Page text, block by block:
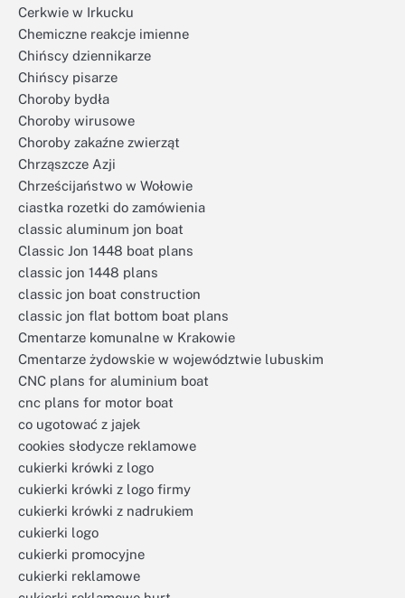
Cerkwie w Irkucku
Chemiczne reakcje imienne
Chińscy dziennikarze
Chińscy pisarze
Choroby bydła
Choroby wirusowe
Choroby zakaźne zwierząt
Chrząszcze Azji
Chrześcijaństwo w Wołowie
ciastka rozetki do zamówienia
classic aluminum jon boat
Classic Jon 1448 boat plans
classic jon 1448 plans
classic jon boat construction
classic jon flat bottom boat plans
Cmentarze komunalne w Krakowie
Cmentarze żydowskie w województwie lubuskim
CNC plans for aluminium boat
cnc plans for motor boat
co ugotować z jajek
cookies słodycze reklamowe
cukierki krówki z logo
cukierki krówki z logo firmy
cukierki krówki z nadrukiem
cukierki logo
cukierki promocyjne
cukierki reklamowe